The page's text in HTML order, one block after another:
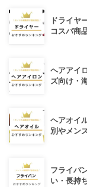
ドライヤ
コスパ商品
ヘアアイ
ズ向け・
ヘアオイ
別やメン
フライパ
い・長持